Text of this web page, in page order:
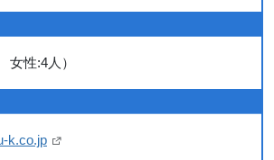
性:4人）
k.co.jp